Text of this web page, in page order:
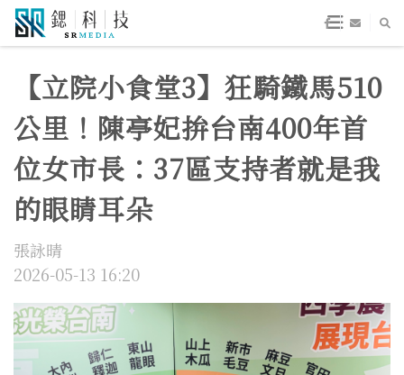
【立院小食堂3】狂騎鐵馬510
公里！陳亭妃拚台南400年首
位女市長：37區支持者就是我
的眼睛耳朵
張詠晴
2026-05-13 16:20